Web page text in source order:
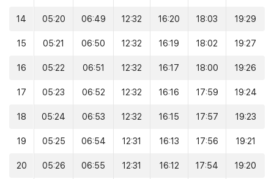
14 05:20 06:49 12:32 16:20 18:03 19:29
15 05:21 06:50 12:32 16:19 18:02 19:27
16 05:22 06:51 12:32 16:17 18:00 19:26
17 05:23 06:52 12:32 16:16 17:59 19:24
18 05:24 06:53 12:32 16:15 17:57 19:23
19 05:25 06:54 12:31 16:13 17:56 19:21
20 05:26 06:55 12:31 16:12 17:54 19:20